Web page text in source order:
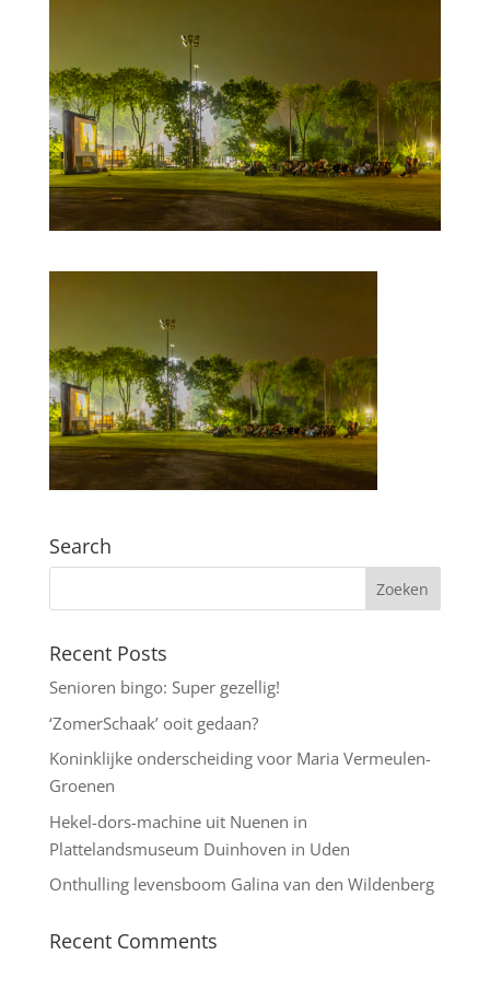
Search
Recent Posts
Senioren bingo: Super gezellig!
‘ZomerSchaak’ ooit gedaan?
Koninklijke onderscheiding voor Maria Vermeulen-
Groenen
Hekel-dors-machine uit Nuenen in
Plattelandsmuseum Duinhoven in Uden
Onthulling levensboom Galina van den Wildenberg
Recent Comments